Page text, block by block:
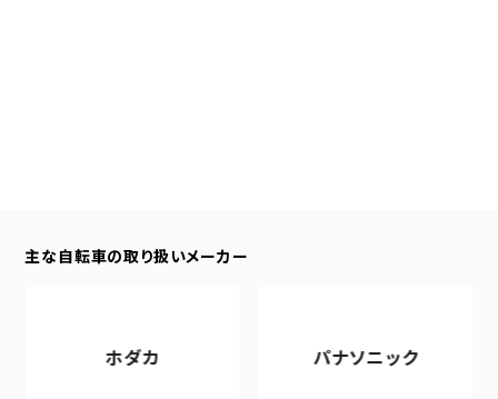
主な自転車の取り扱いメーカー
ホダカ パナソニック